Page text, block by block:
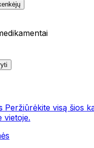
Peržiūrėkite visą šios
vietoje.